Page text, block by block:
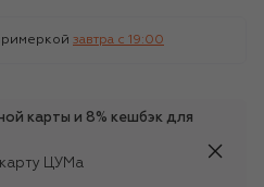
завтра c 19:00
карты и 8% кешбэк для
ЦУМа